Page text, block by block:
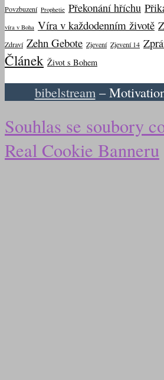
Povzbuzení Prophetie Překonání hříchu
víra v Boha Víra v každodenním životě
Zdraví Zehn Gebote Zjevení Zjevení 14
Článek Život s Bohem
bibelstream –
Souhlas se soubory
Real Cookie Banneru